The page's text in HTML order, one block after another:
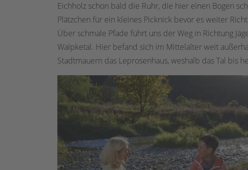
Eichholz schon bald die Ruhr, die hier einen Bogen
Plätzchen für ein kleines Picknick bevor es weiter
Über schmale Pfade führt uns der Weg in Richtung
Walpketal. Hier befand sich im Mittelalter weit
Stadtmauern das Leprosenhaus, weshalb das Tal bis